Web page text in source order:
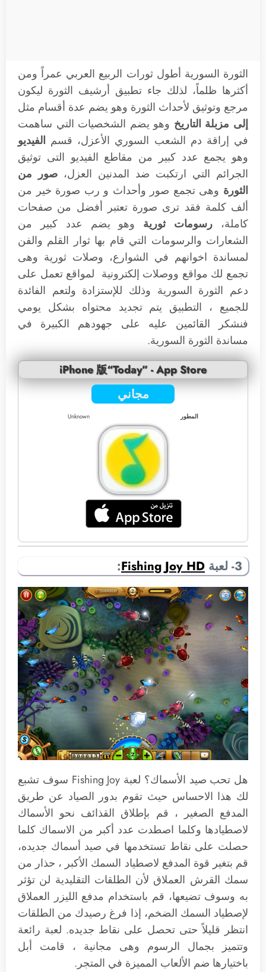
الثورة السورية أطول ثورات الربيع العربي عمراً ومن
أكثرها ظلماً، لذلك جاء تطبيق أرشيف الثورة ليكون
مرجع وتوثيق لأحداث الثورة وهو يضم عدة أقسام مثل
إلى مزبلة التاريخ وهو يضم الشخصيات التي ساهمت
في إراقة دم الشعب السوري الأعزل، قسم الفيديو
وهو يجمع عدد كبير من مقاطع الفيديو التى توثيق
الجرائم التي ارتكبت ضد المدنين العزل، صور من
الثورة وهى تجمع صور وأحداث و رب صورة خير من
ألف كلمة فقد ترى صورة تعتبر أفضل من صفحات
كاملة، رسومات ثورية وهو يضم عدد كبير من
الشعارات والرسومات التي قام بها ثوار القلم والفن
لمساندة اخوانهم في الشوارع، وصلات ثورية وهى
تجمع لك مواقع ووصلات إلكترونية لمواقع تعمل على
دعم الثورة السورية وذلك للإستزادة ولتعم الفائدة
للجميع ، التطبيق يتم تجديد محتواه بشكل يومي
فنشكر القائمين عليه على جهودهم الكبيرة في
مساندة الثورة السورية.
iPhone 版“Today” - App Store
مجاني
المطور Unknown
3- لعبة Fishing Joy HD
:
هل تحب صيد الأسماك؟ لعبة Fishing Joy سوف تشبع
لك هذا الاحساس حيث تقوم بدور الصياد عن طريق
المدفع الصغير ، قم بإطلاق القذائف نحو الأسماك
لاصطيادها وكلما اصطدت عدد أكبر من الاسماك كلما
حصلت على نقاط تستخدمها في صيد أسماك جديده،
قم بتغير قوة المدفع لاصطياد السمك الأكبر ، حذار من
سمك القرش العملاق لأن الطلقات التقليدية لن تؤثر
به وسوف تضيعها، قم باستخدام مدفع الليزر العملاق
لإصطياد السمك الضخم، إذا فرغ رصيدك من الطلقات
انتظر قليلاً حتى تحصل على نقاط جديده. لعبة رائعة
وتتميز بجمال الرسوم وهى مجانية ، قامت أبل
باختيارها ضم الألعاب المميزة في المتجر.